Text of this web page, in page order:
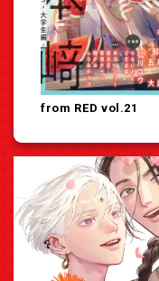
from RED vol.21